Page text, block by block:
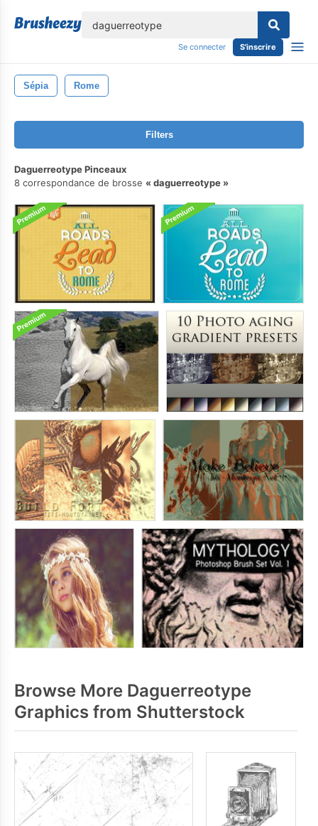
Se connecter S'inscrire
Sépia Rome
Filters
Daguerreotype Pinceaux
8 correspondance de brosse
daguerreotype
Browse More Daguerreotype
Graphics from Shutterstock